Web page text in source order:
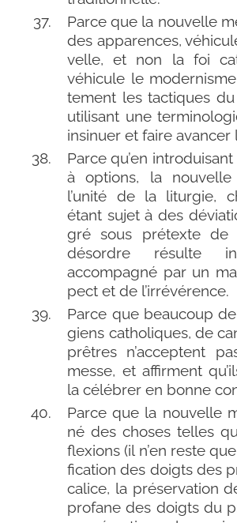
Parce que la nou­velle
des appa­rences,
velle, et non la foi
véhi­cule le
te­ment les tac­tiques
uti­li­sant une
insi­nuer et faire avan­cer
Parce qu’en
à options, la nou­velle
l’unité de la litur­gie,
étant sujet à des
gré sous pré­texte de
désordre résulte
accom­pa­gné par un
pect et de l’irrévérence.
Parce que beau­coup
giens catho­liques, de
prêtres n’acceptent
messe, et affirment
la célé­brer en bonne
Parce que la nou­velle
né des choses telles
flexions (il n’en reste
fi­ca­tion des doigts des
calice, la pré­ser­va­tion
pro­fane des doigts du